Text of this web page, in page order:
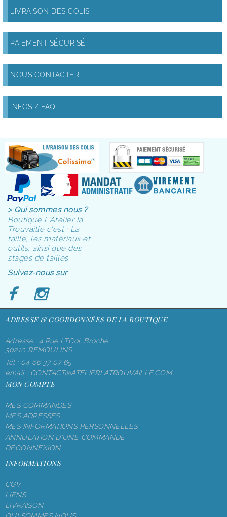
LIVRAISON DES COLIS
PAIEMENT SÉCURISÉ
NOUS CONTACTER
INFOS / FAQ
> Qui sommes nous ?
Boutique L'Atelier la
Trouvaille c'est : La
taille, les matériaux et
outils, ainsi que des
stages de tailles.
Suivez-nous sur
ADRESSE & COORDONNÉES DE LA BOUTIQUE
Adresse : 4,rue LT.Col. Broche
30210 REMOULINS
Tél : 04 66 37 07 65
email : CONTACT@ATELIERLATROUVAILLE.COM
MON COMPTE
MES COMMANDES
MES ADRESSES
MES INFORMATIONS PERSONNELLES
ANNULATION D'UNE COMMANDE
DÉCONNEXION
INFORMATIONS
CGV
LIENS
LIVRAISON